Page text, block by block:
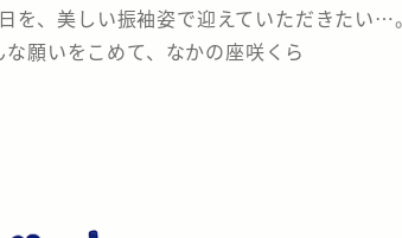
を、美しい振袖姿で迎えていただきたい…
な願いをこめて、なかの座咲くら